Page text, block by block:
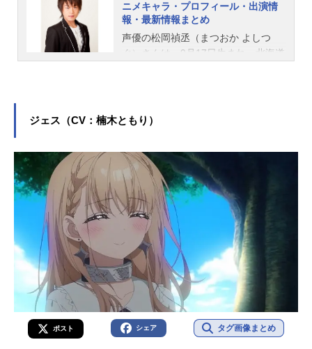
ニメキャラ・プロフィール・出演情
報・最新情報まとめ
声優の松岡禎丞（まつおか よしつ
ぐ）さんは、9月17日生まれ、北海道
のキャラクターを多く演じていま
す。こちらでは、松岡禎丞さんのオ
ジェス（CV：楠木ともり）
ポスト シェア タグ画像まとめ